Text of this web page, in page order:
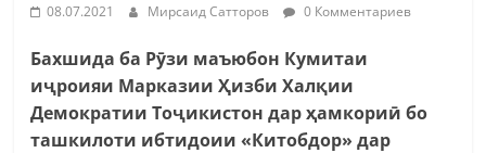
08.07.2021 Мирсаид Сатторов 0 Комментариев
Бахшида ба Рӯзи маъюбон Кумитаи
иҷроияи Марказии Ҳизби Халқии
Демократии Тоҷикистон дар ҳамкориӣ бо
ташкилоти ибтидоии «Китобдор» дар